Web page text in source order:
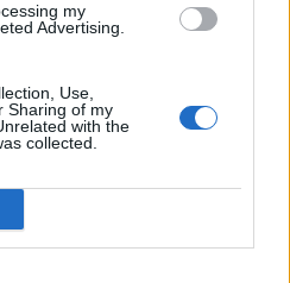
my
Advertising.
Use,
Sharing of my
with the
collected.
αναζητά οδηγό